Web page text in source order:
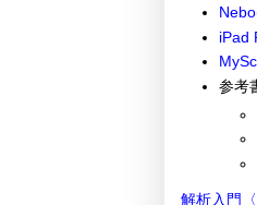
Nebo
iPad
参考
解析入門〈